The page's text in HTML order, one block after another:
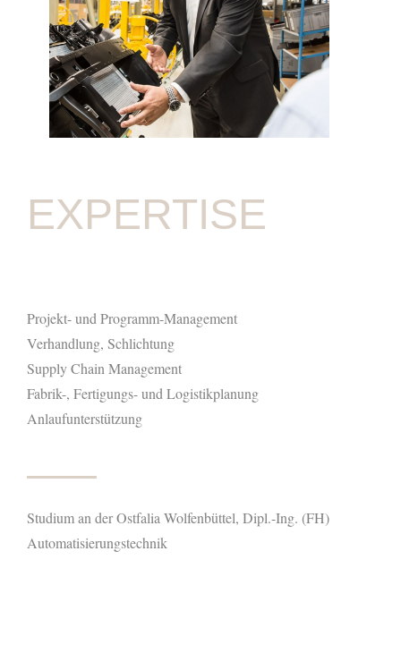
EXPERTISE
Projekt- und Programm-Management
Verhandlung, Schlichtung
Supply Chain Management
Fabrik-, Fertigungs- und Logistikplanung
Anlaufunterstützung
Studium an der Ostfalia Wolfenbüttel, Dipl.-Ing. (FH)
Automatisierungstechnik